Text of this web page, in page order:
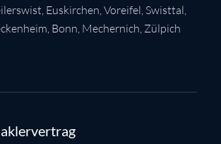
, Euskirchen, Voreifel, Swisttal,
, Bonn, Mechernich, Zülpich